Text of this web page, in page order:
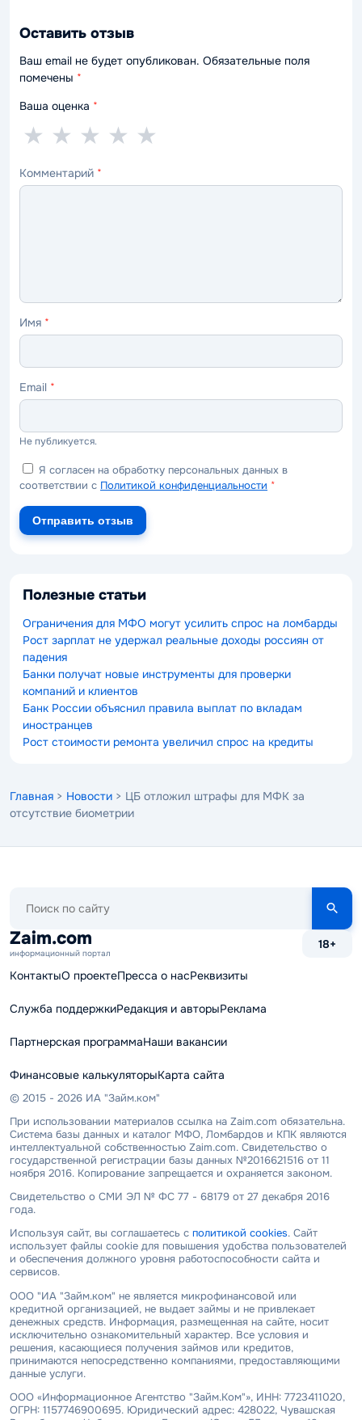
Оставить отзыв
Ваш email не будет опубликован. Обязательные поля
помечены *
Ваша оценка *
5
—
★
4
—
★
3
—
★
2
—
★
1
—
★
Комментарий *
Имя *
Email *
Не публикуется.
Я согласен на обработку персональных данных в
соответствии с Политикой конфиденциальности *
Отправить отзыв
Полезные статьи
Ограничения для МФО могут усилить спрос на ломбарды
Рост зарплат не удержал реальные доходы россиян от
падения
Банки получат новые инструменты для проверки
компаний и клиентов
Банк России объяснил правила выплат по вкладам
иностранцев
Рост стоимости ремонта увеличил спрос на кредиты
Главная > Новости > ЦБ отложил штрафы для МФК за
отсутствие биометрии
сайту
Zaim.com
информационный портал
18+
КонтактыО проектеПресса о насРеквизиты
Служба поддержкиРедакция и авторыРеклама
Партнерская программаНаши вакансии
Финансовые калькуляторыКарта сайта
© 2015 - 2026 ИА "Займ.ком"
При использовании материалов ссылка на Zaim.com обязательна.
Система базы данных и каталог МФО, Ломбардов и КПК являются
интеллектуальной собственностью Zaim.com. Свидетельство о
государственной регистрации базы данных №2016621516 от 11
ноября 2016. Копирование запрещается и охраняется законом.
Свидетельство о СМИ ЭЛ № ФС 77 - 68179 от 27 декабря 2016
года.
Используя сайт, вы соглашаетесь с политикой cookies. Сайт
использует файлы cookie для повышения удобства пользователей
и обеспечения должного уровня работоспособности сайта и
сервисов.
ООО "ИА "Займ.ком" не является микрофинансовой или
кредитной организацией, не выдает займы и не привлекает
денежных средств. Информация, размещенная на сайте, носит
исключительно ознакомительный характер. Все условия и
решения, касающиеся получения займов или кредитов,
принимаются непосредственно компаниями, предоставляющими
данные услуги.
ООО «Информационное Агентство "Займ.Ком"», ИНН: 7723411020,
ОГРН: 1157746900695. Юридический адрес: 428022, Чувашская